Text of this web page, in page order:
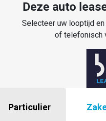
Deze auto
Selecteer uw looptijd en
of telefonisch
Particulier